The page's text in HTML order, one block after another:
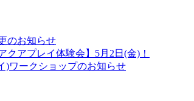
のお知らせ
アプレイ体験会】5月2日(金)！
)ワークショップのお知らせ